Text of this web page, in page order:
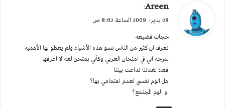
ي
ل
Areen
:
28 يناير، 2009 الساعة 8:02 ص
حجات فضيعه
تعرف ان كثير من الناس نسو هذه الأشياء ولم يعطو لها الأهميه
لدرجه اني في امتحان العربي وكأني بمتحن لغه لا اعرفها
فعلا لغدتنا تداعت بيننا
هل الوم نفسي لعدم اهتمامي بها؟
او الوم المجتمع؟